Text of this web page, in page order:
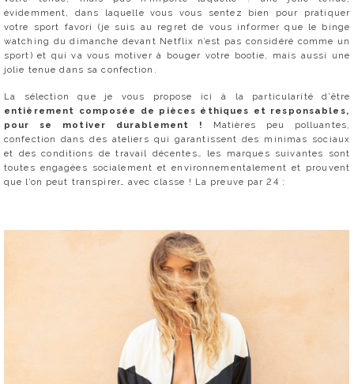
évidemment, dans laquelle vous vous sentez bien pour pratiquer
votre sport favori (je suis au regret de vous informer que le binge
watching du dimanche devant Netflix n’est pas considéré comme un
sport) et qui va vous motiver à bouger votre bootie, mais aussi une
jolie tenue dans sa confection.
La sélection que je vous propose ici à la particularité d’être
entièrement composée de pièces éthiques et responsables,
pour se motiver durablement !
Matières peu polluantes,
confection dans des ateliers qui garantissent des minimas sociaux
et des conditions de travail décentes… les marques suivantes sont
toutes engagées socialement et environnementalement et prouvent
que l’on peut transpirer… avec classe ! La preuve par 24 :